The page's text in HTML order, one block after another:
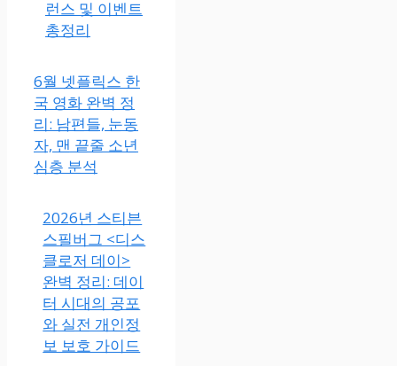
런스 및 이벤트
총정리
6월 넷플릭스 한
국 영화 완벽 정
리: 남편들, 눈동
자, 맨 끝줄 소년
심층 분석
2026년 스티븐
스필버그 <디스
클로저 데이>
완벽 정리: 데이
터 시대의 공포
와 실전 개인정
보 보호 가이드